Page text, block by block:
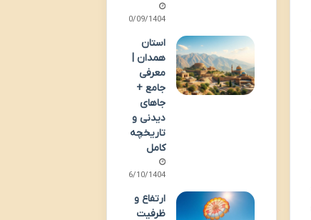
20/09/1404
استان
همدان |
معرفی
جامع +
جاهای
دیدنی و
تاریخچه
کامل
06/10/1404
ارتفاع و
ظرفیت